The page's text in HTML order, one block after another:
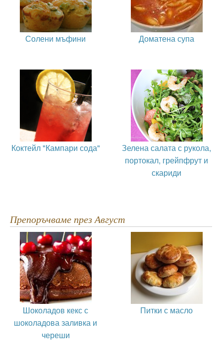
Солени мъфини Доматена супа
Коктейл "Кампари сода"
Зелена салата с рукола,
портокал, грейпфрут и
скариди
Препоръчваме през Август
Шоколадов кекс с
шоколадова заливка и
череши
Питки с масло